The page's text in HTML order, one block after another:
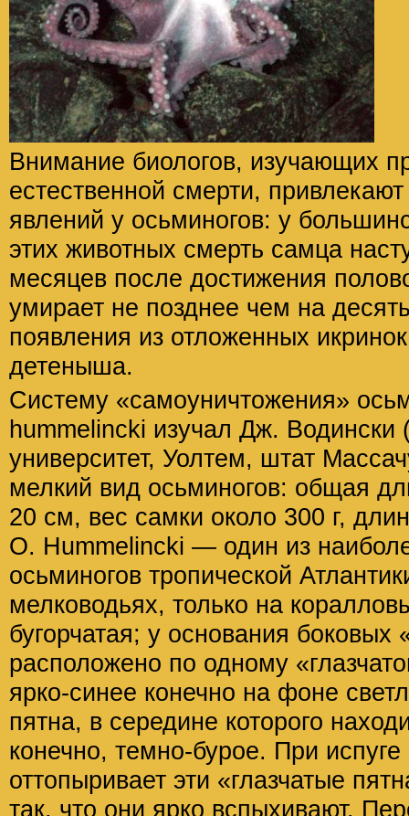
Внимание биологов, изучающих
естественной смерти,
явлений у осьминогов: у
этих животных смерть самца
месяцев после достижения
умирает не позднее чем на
появления из отложенных
детеныша.
Систему «самоуничтожения»
hummelincki изучал Дж. Водински
университет, Уолтем, штат
мелкий вид осьминогов: общая
20 см, вес самки около 300 г,
О. Hummelincki — один из
осьминогов тропической
мелководьях, только на
бугорчатая; у основания боковых
расположено по одному
ярко-синее конечно на фоне
пятна, в середине которого
конечно, темно-бурое. При
оттопыривает эти «глазчатые
так, что они ярко вспыхивают.